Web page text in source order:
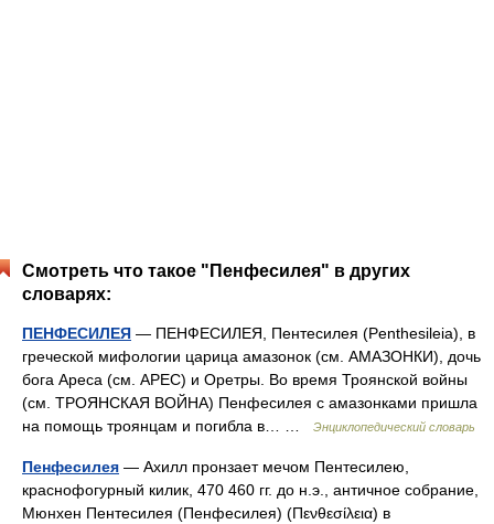
Смотреть что такое "Пенфесилея" в других
словарях:
ПЕНФЕСИЛЕЯ — ПЕНФЕСИЛЕЯ, Пентесилея (Penthesileia), в
греческой мифологии царица амазонок (см. АМАЗОНКИ), дочь
бога Ареса (см. АРЕС) и Оретры. Во время Троянской войны
(см. ТРОЯНСКАЯ ВОЙНА) Пенфесилея с амазонками пришла
на помощь троянцам и погибла в… …
Энциклопедический словарь
Пенфесилея — Ахилл пронзает мечом Пентесилею,
краснофогурный килик, 470 460 гг. до н.э., античное собрание,
Мюнхен Пентесилея (Пенфесилея) (Πενθεσίλεια) в